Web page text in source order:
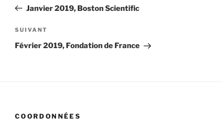
l’article
précédent
Janvier 2019, Boston Scientific
Article
suivant
SUIVANT
Février 2019, Fondation de France
COORDONNÉES